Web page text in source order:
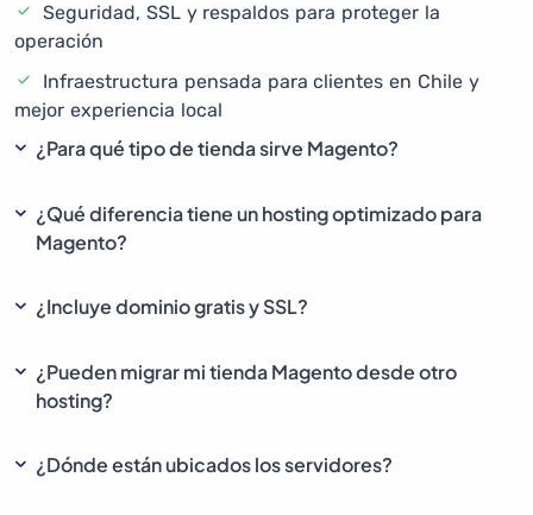
Seguridad, SSL y respaldos para proteger la
operación
Infraestructura pensada para clientes en Chile y
mejor experiencia local
¿Para qué tipo de tienda sirve Magento?
¿Qué diferencia tiene un hosting optimizado para
Magento?
¿Incluye dominio gratis y SSL?
¿Pueden migrar mi tienda Magento desde otro
hosting?
¿Dónde están ubicados los servidores?